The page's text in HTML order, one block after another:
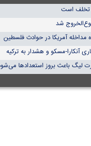
تخلف است
شد
مداخله آمریکا در حوادث فلسطین
آنکارا-مسکو و هشدار به ترکیه
لیگ باعث بروز استعدادها